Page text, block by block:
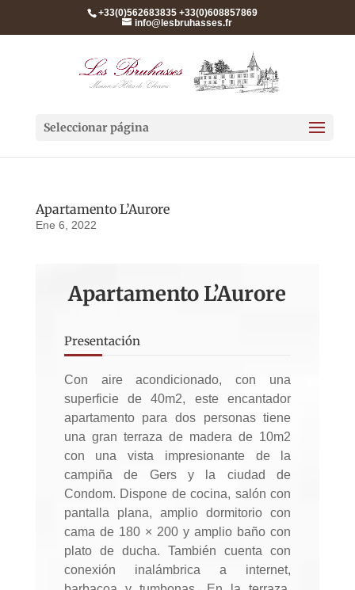
+33(0)562683835 +33(0)608857869
info@lesbruhasses.fr
Seleccionar página
Apartamento L’Aurore
Ene 6, 2022
Apartamento L’Aurore
Presentación
Con aire acondicionado, con una
superficie de 40m2, este encantador
apartamento para dos personas tiene
una gran terraza de madera de 10m2
con una vista impresionante de la
campiña de Gers y la ciudad de
Condom. Dispone de cocina, salón con
pantalla plana, amplio dormitorio con
cama de 180 × 200 y amplio baño con
plato de ducha. También cuenta con
conexión inalámbrica a internet,